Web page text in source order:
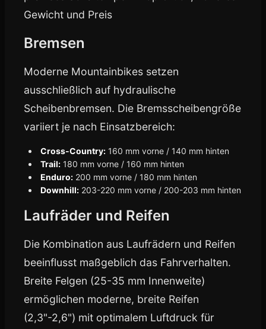
Gewicht und Preis
Bremsen
Moderne Mountainbikes setzen
ausschließlich auf hydraulische
Scheibenbremsen. Die Bremsscheibengröße
variiert je nach Einsatzbereich:
Cross-Country: 160 mm vorne / 140 mm hinten
Trail: 180 mm vorne / 160 mm hinten
Enduro: 200 mm vorne / 180 mm hinten
Downhill: 203-220 mm vorne / 200-203 mm hinten
Laufräder und Reifen
Die Kombination aus Laufrädern und Reifen
beeinflusst maßgeblich das Fahrverhalten.
Breite Felgen (25-35 mm Innenweite)
ermöglichen moderne, breite Reifen
(2,3"-2,6") mit optimalem Luftdruck für